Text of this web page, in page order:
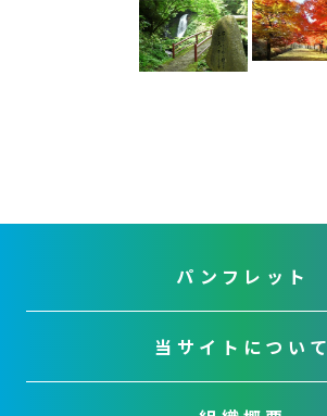
パンフレット
当サイトについて